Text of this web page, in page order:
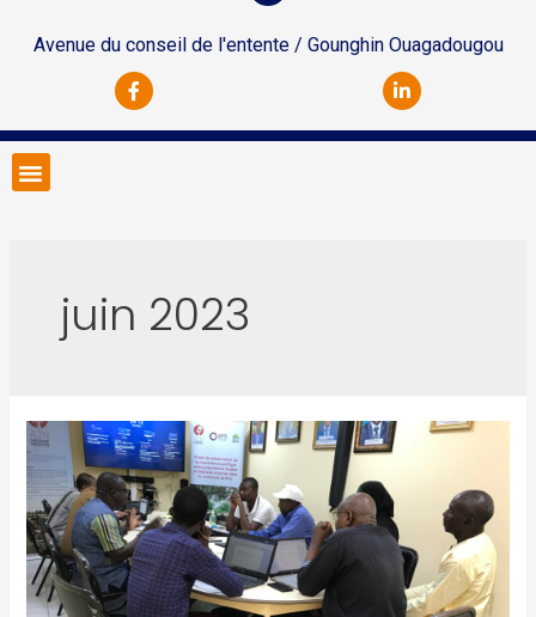
Avenue du conseil de l'entente / Gounghin Ouagadougou
juin 2023